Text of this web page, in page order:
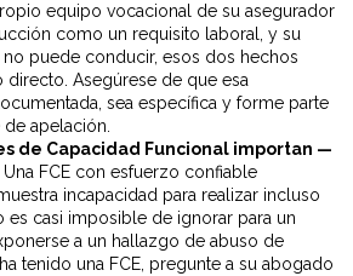
equipo vocacional de su asegurador
como un requisito laboral, y su
puede conducir, esos dos hechos
directo. Asegúrese de que esa
sea específica y forme parte
apelación.
de Capacidad Funcional importan —
Una FCE con esfuerzo confiable
incapacidad para realizar incluso
es casi imposible de ignorar para un
a un hallazgo de abuso de
tenido una FCE, pregunte a su abogado